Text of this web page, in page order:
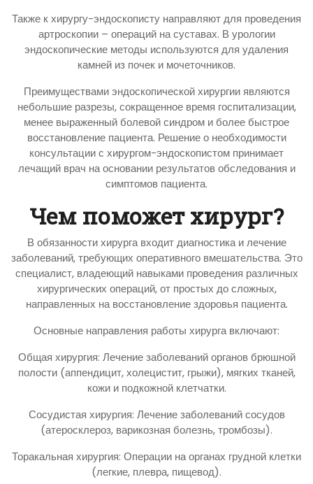
Также к хирургу-эндоскописту направляют для проведения
артроскопии – операций на суставах. В урологии
эндоскопические методы используются для удаления
камней из почек и мочеточников.
Преимуществами эндоскопической хирургии являются
небольшие разрезы, сокращенное время госпитализации,
менее выраженный болевой синдром и более быстрое
восстановление пациента. Решение о необходимости
консультации с хирургом-эндоскопистом принимает
лечащий врач на основании результатов обследования и
симптомов пациента.
Чем поможет хирург?
В обязанности хирурга входит диагностика и лечение
заболеваний, требующих оперативного вмешательства. Это
специалист, владеющий навыками проведения различных
хирургических операций, от простых до сложных,
направленных на восстановление здоровья пациента.
Основные направления работы хирурга включают:
Общая хирургия: Лечение заболеваний органов брюшной
полости (аппендицит, холецистит, грыжи), мягких тканей,
кожи и подкожной клетчатки.
Сосудистая хирургия: Лечение заболеваний сосудов
(атеросклероз, варикозная болезнь, тромбозы).
Торакальная хирургия: Операции на органах грудной клетки
(легкие, плевра, пищевод).